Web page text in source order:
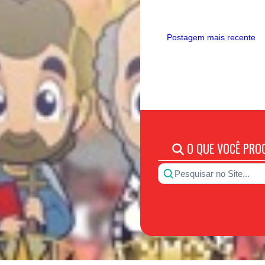
Postagem mais recente
O QUE VOCÊ
Pesquisar no Site...